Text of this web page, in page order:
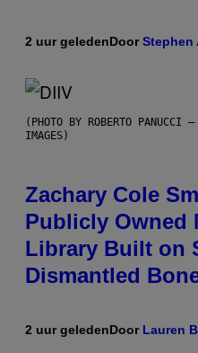
2 uur geledenDoorStephen
(PHOTO BY ROBERTO PANUCCI
IMAGES)
Zachary Cole
Publicly Owned
Library Built on
Dismantled
2 uur geledenDoor Lauren